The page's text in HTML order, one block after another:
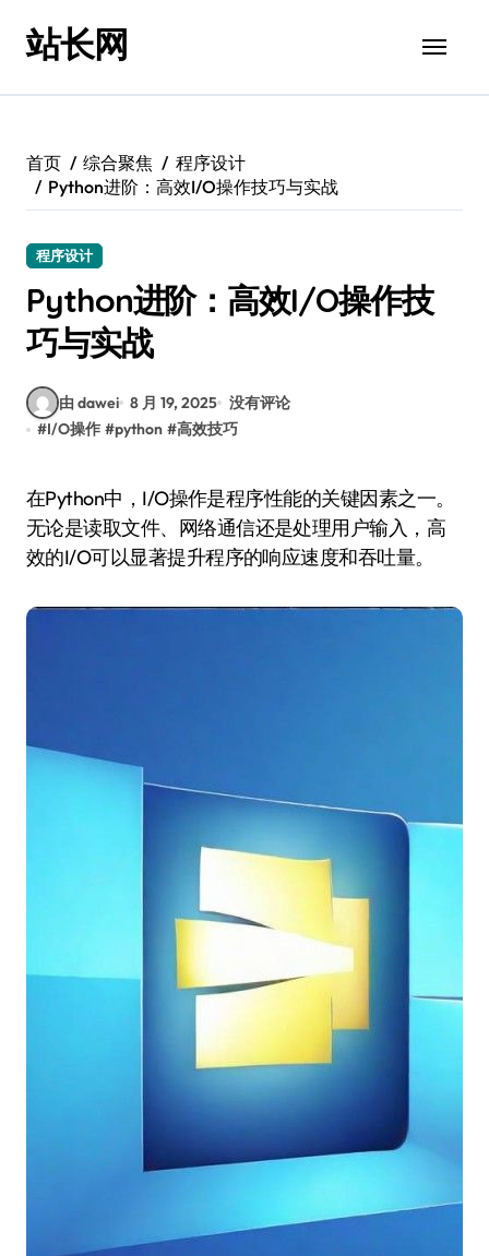
站长网
首页 综合聚焦
程序设计
Python进阶：高效I/O操作技巧与实战
程序设计
Python进阶：高效I/O操作技
巧与实战
由 dawei 8 月 19, 2025 没有评论
#I/O操作 #python #高效技巧
在Python中，I/O操作是程序性能的关键因素之一。
无论是读取文件、网络通信还是处理用户输入，高
效的I/O可以显著提升程序的响应速度和吞吐量。